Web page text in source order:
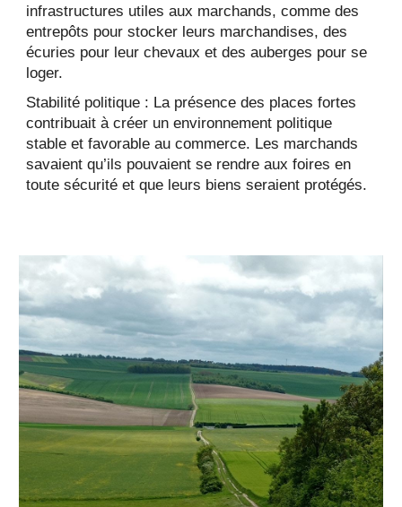
infrastructures utiles aux marchands, comme des
entrepôts pour stocker leurs marchandises, des
écuries pour leur chevaux et des auberges pour se
loger.
Stabilité politique : La présence des places fortes
contribuait à créer un environnement politique
stable et favorable au commerce. Les marchands
savaient qu’ils pouvaient se rendre aux foires en
toute sécurité et que leurs biens seraient protégés.